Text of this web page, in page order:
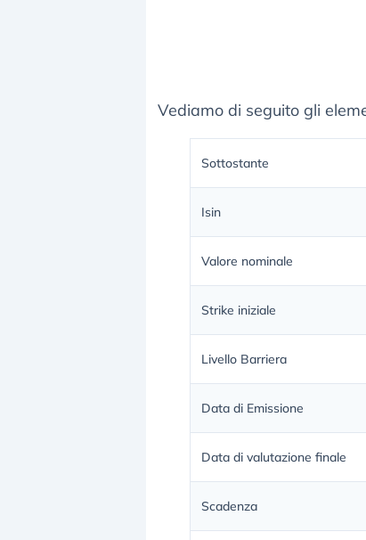
Vediamo di seguito gli
Sottostante
Isin
Valore nominale
Strike iniziale
Livello Barriera
Data di Emissione
Data di valutazione finale
Scadenza